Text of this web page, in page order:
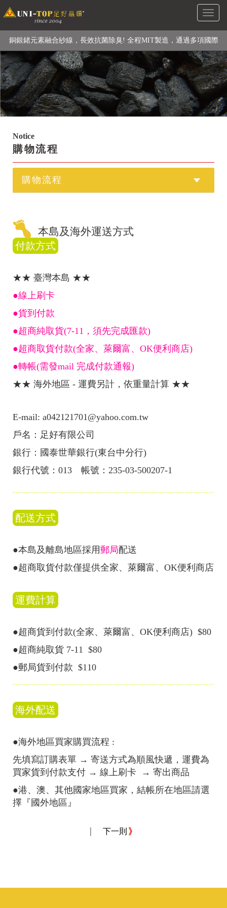
Toggle
級高性能纖維素材), 機能貼身衣物No. 1
銅銀鍺元素融合紗線，長效抗菌除臭! 全程MIT製造，通過多項國際
檢驗
【快來點我】H型銅銀纖維長效PP能量護膝! 支撐. 包覆感. 超透氣.
循環好
Notice
購物流程
購物流程
本島及海外運送方式
付款方式
★★ 臺灣本島 ★★
●線上刷卡
●貨到付款
●超商純取貨(7-11，須先完成匯款)
●超商取貨付款(全家、萊爾富、OK便利商店)
●轉帳(需發mail 完成付款通報)
★★ 海外地區 - 運費另計，依重量計算 ★★
E-mail: a042121701@yahoo.com.tw
戶名：足好有限公司
銀行：國泰世華銀行(東台中分行)
銀行代號：013 帳號：235-03-500207-1
配送方式
●本島及離島地區採用郵局配送
●超商取貨付款僅提供全家、萊爾富、OK便利商店
運費計算
●超商貨到付款(全家、萊爾富、OK便利商店) $80
●超商純取貨 7-11 $80
●郵局貨到付款 $110
海外配送
●海外地區買家購買流程 :
先填寫訂購表單 → 寄送方式為順風快遞，運費為
買家貨到付款支付 → 線上刷卡
→ 寄出商品
●港、澳、其他國家地區買家，結帳所在地區請選
擇『國外地區』
| 下一則